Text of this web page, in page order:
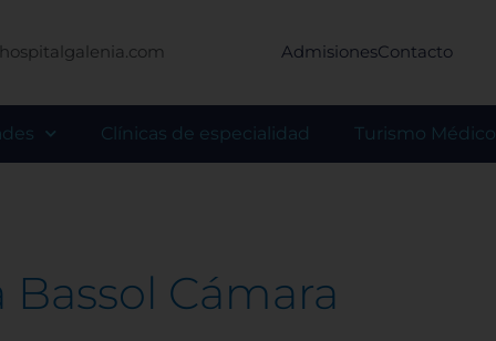
AdmisionesContacto
Clínicas de especialidad Turismo Médico
Bassol Cámara